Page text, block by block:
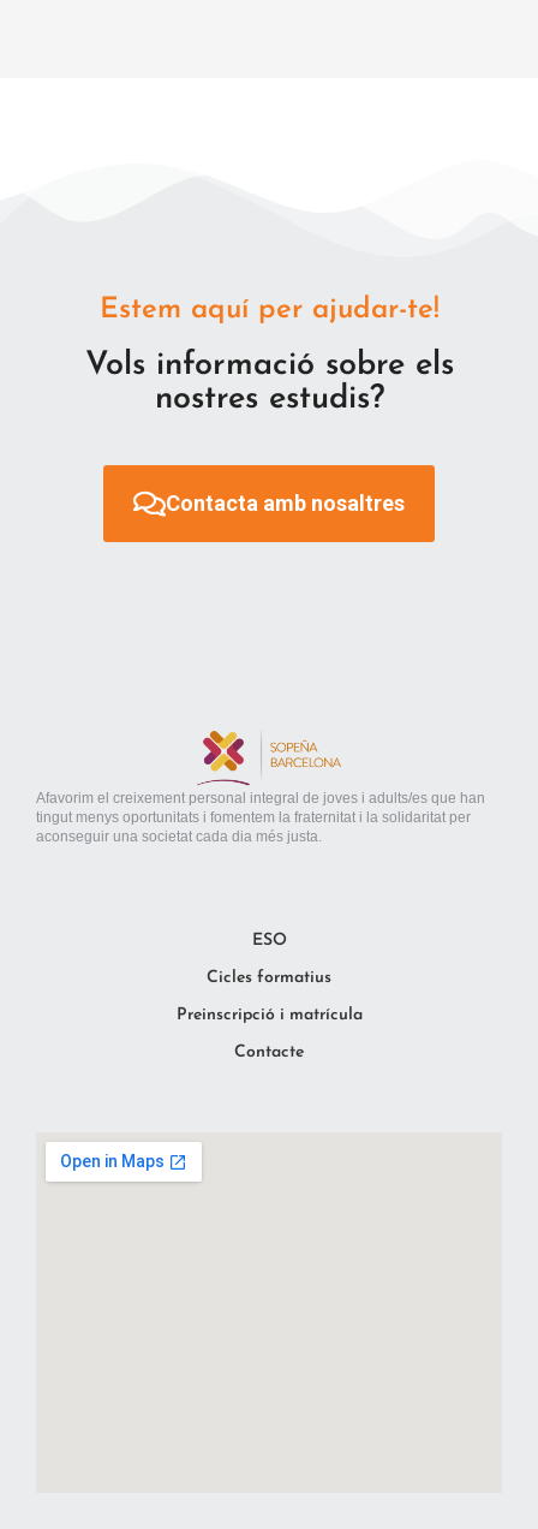
Estem aquí per ajudar-te!
Vols informació sobre els
nostres estudis?
Contacta amb nosaltres
Afavorim el creixement personal integral de joves i adults/es que han
tingut menys oportunitats i fomentem la fraternitat i la solidaritat per
aconseguir una societat cada dia més justa.
ESO
Cicles formatius
Preinscripció i matrícula
Contacte